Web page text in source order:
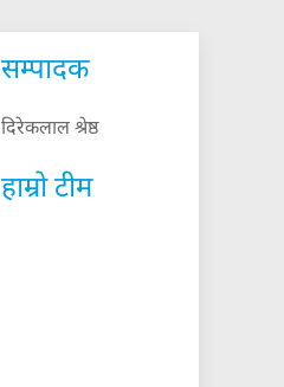
सम्पादक
दिरेकलाल श्रेष्ठ
हाम्रो टीम